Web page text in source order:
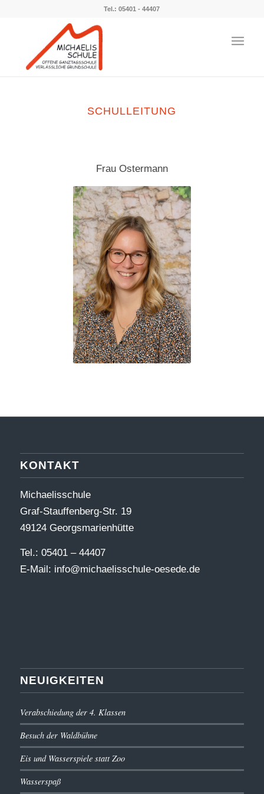
Tel.: 05401 - 44407
SCHULLEITUNG
Frau Ostermann
KONTAKT
Michaelisschule
Graf-Stauffenberg-Str. 19
49124 Georgsmarienhütte
Tel.: 05401 – 44407
E-Mail: info@michaelisschule-oesede.de
NEUIGKEITEN
Verabschiedung der 4. Klassen
Besuch der Waldbühne
Eis und Wasserspiele statt Zoo
Wasserspaß